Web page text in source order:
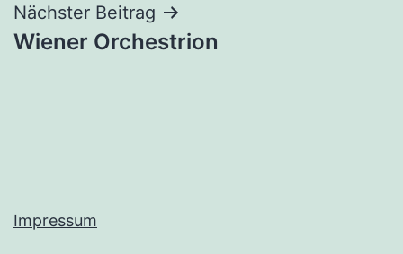
Nächster Beitrag
Wiener Orchestrion
Impressum